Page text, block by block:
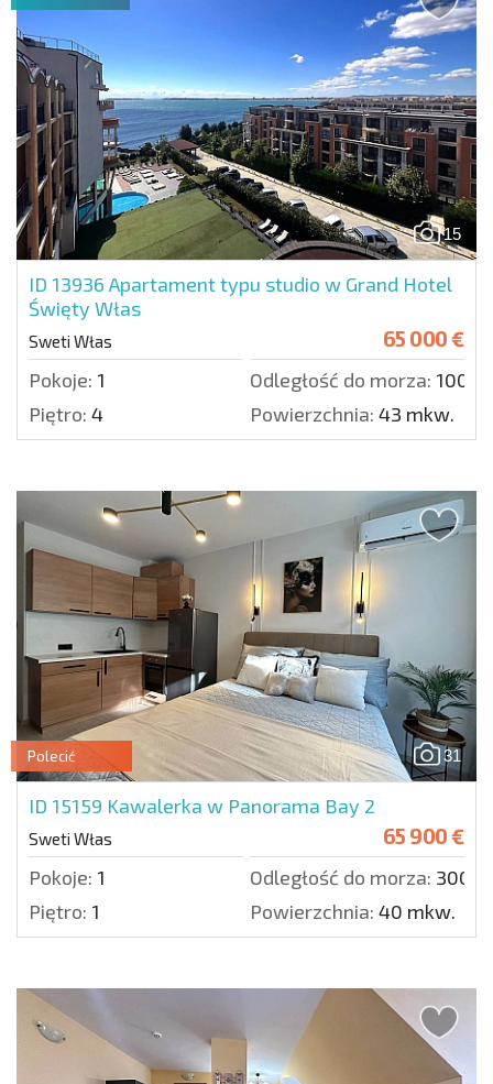
15
ID 13936 Apartament typu studio w Grand Hotel
Święty Włas
Sweti Włas 65 000 €
Pokoje: 1 Odległość do morza: 100
Piętro: 4 Powierzchnia: 43 mkw.
31
Polecić
ID 15159 Kawalerka w Panorama Bay 2
Sweti Włas 65 900 €
Pokoje: 1 Odległość do morza: 300
Piętro: 1 Powierzchnia: 40 mkw.